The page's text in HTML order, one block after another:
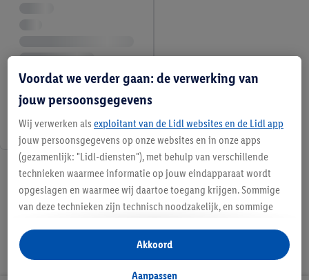
3 / 3
Voordat we verder gaan: de verwerking van
jouw persoonsgegevens
Wij verwerken als exploitant van de Lidl websites en de Lidl app
jouw persoonsgegevens op onze websites en in onze apps
(gezamenlijk: "Lidl-diensten"), met behulp van verschillende
technieken waarmee informatie op jouw eindapparaat wordt
opgeslagen en waarmee wij daartoe toegang krijgen. Sommige
van deze technieken zijn technisch noodzakelijk, en sommige
opslaan van voorkeursinstellingen, het verzamelen en
analyseren van statistieken of voor het tonen van
gepersonaliseerde reclame binnen en buiten de Lidl-diensten.
Aanpassen
Akkoord